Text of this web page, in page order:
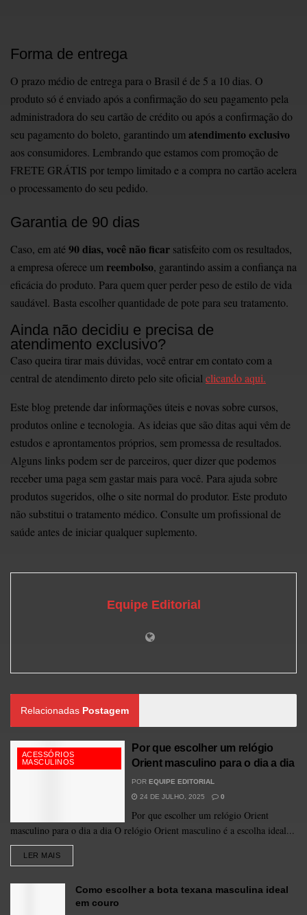
Forma de entrega
O prazo médio de entrega para o Brasil é de 5 a 10 dias. O
produto só é enviado após a confirmação do seu pagamento pela
administradora do seu cartão de crédito ou após a confirmação do
seu pagamento do boleto, garantindo umatendimento exclusivo
aos consumidores. Lembrando que estamos com promoção de
FRETE GRÁTIS por tempo limitado e a compra no cartão acelera
o processamento do seu pedido.
Garantia de 90 dias
Caso, em até 90 dias, você não ficar satisfeito com os resultados,
a empresa oferece um reembolso, garantindo assim a confiança na
eficácia do produto. Para quem quer perder peso de estilo de vida
saudável. Basta escolher quantidade de pote para seu tratamento.
Ainda não decidiu e precisa de
atendimento exclusivo?
Caso queira tirar mais dúvidas, você entrar em contato com a
central de atendimento direto pelo site oficial clicando aqui.
Este blog pretende dar informações úteis e novas sobre cursos,
produtos online e tecnologia. As ideias que são ditas aqui vêm de
estudos e aprontamentos próprios, sem promessa de resultados.
Alguns links podem ser de parceiros, quer dizer que podemos
receber uma paga sem gastar mais para você. Para ajuda sobre
produtos sugeridos, olhe o site normal do produtor. ͏Este produto
não substitui o tratamento médico. Consulte um profissional de
saúde antes de iniciar qualquer suplemento.
Equipe Editorial
Relacionadas Postagem
ACESSÓRIOS
MASCULINOS
Por que escolher um relógio
Orient masculino para o dia a dia
POR EQUIPE EDITORIAL
24 DE JULHO, 2025
0
Por que escolher um relógio Orient
masculino para o dia a dia O relógio Orient masculino é a escolha ideal...
LER MAIS
Como escolher a bota texana masculina ideal
em couro